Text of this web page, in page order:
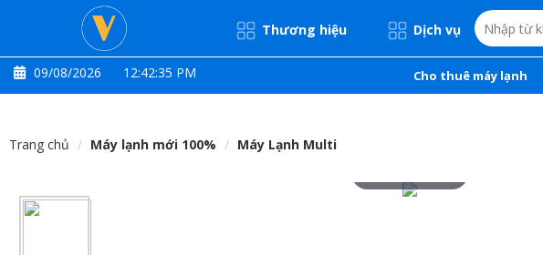
Thương hiệu Dịch vụ
09/08/2026 12:42:35 PM Cho thuê máy lạnh
Trang chủ Máy lạnh mới 100% Máy Lạnh Multi